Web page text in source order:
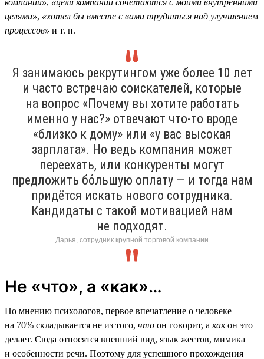
целями», «хотел бы вместе с вами трудиться над улучшением
процессов» и т. п.
Я занимаюсь рекрутингом уже более 10 лет
и часто встречаю соискателей, которые
на вопрос «Почему вы хотите работать
именно у нас?» отвечают что-то вроде
«близко к дому» или «у вас высокая
зарплата». Но ведь компания может
переехать, или конкуренты могут
предложить бо́льшую оплату — и тогда нам
придётся искать нового сотрудника.
Кандидаты с такой мотивацией нам
не подходят.
Дарья, сотрудник крупной торговой компании
Не «что», а «как»…
По мнению психологов, первое впечатление о человеке
на 70% складывается не из того, что он говорит, а какон это
делает. Сюда относятся внешний вид, язык жестов, мимика
и особенности речи. Поэтому для успешного прохождения